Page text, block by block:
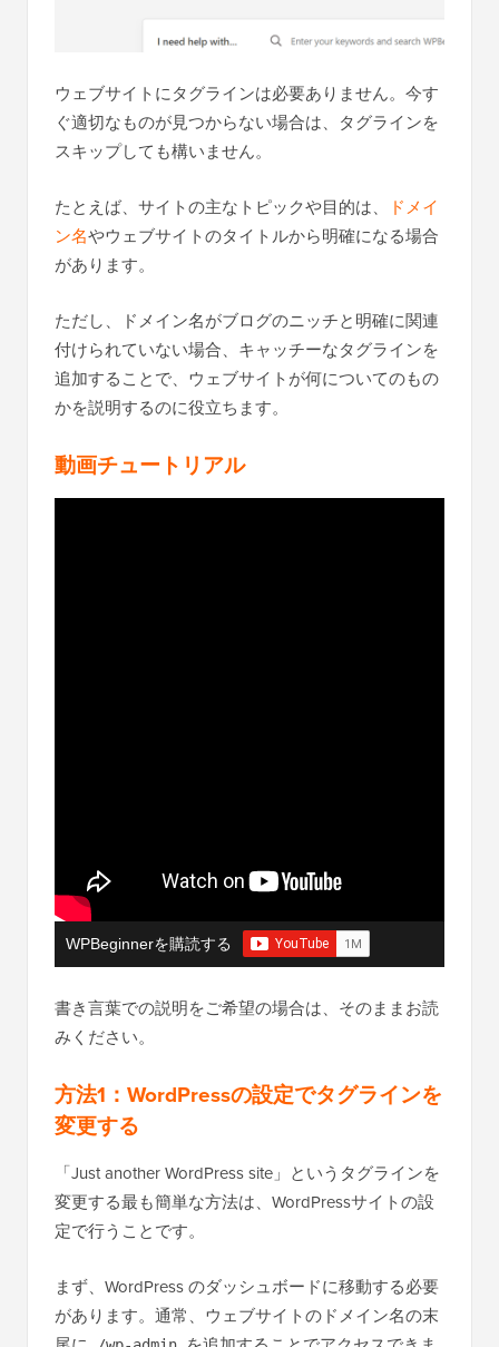
ウェブサイトにタグラインは必要ありません。今す
ぐ適切なものが見つからない場合は、タグラインを
スキップしても構いません。
たとえば、サイトの主なトピックや目的は、
ドメイ
ン名やウェブサイトのタイトルから明確になる場合
があります。
ただし、ドメイン名がブログのニッチと明確に関連
付けられていない場合、キャッチーなタグラインを
追加することで、ウェブサイトが何についてのもの
かを説明するのに役立ちます。
動画チュートリアル
WPBeginnerを購読する
書き言葉での説明をご希望の場合は、そのままお読
みください。
方法1：WordPressの設定でタグラインを
変更する
「Just another WordPress site」というタグラインを
変更する最も簡単な方法は、WordPressサイトの設
定で行うことです。
まず、WordPress のダッシュボードに移動する必要
があります。通常、ウェブサイトのドメイン名の末